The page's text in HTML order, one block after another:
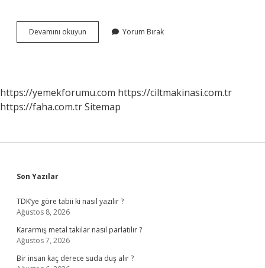
Devamını okuyun Yönetim
Kurulu
Bölüm
Okunmalı
Yorum Bırak
https://yemekforumu.com https://ciltmakinasi.com.tr
https://faha.com.trSitemap
Sidebar
Son Yazılar
TDK’ye göre tabii ki nasıl yazılır ?
Ağustos 8, 2026
Kararmış metal takılar nasıl parlatılır ?
Ağustos 7, 2026
Bir insan kaç derece suda duş alır ?